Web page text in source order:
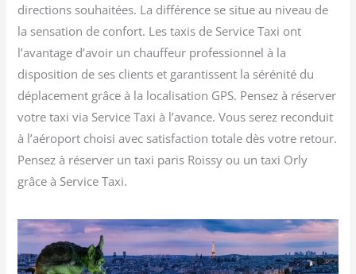
directions souhaitées. La différence se situe au niveau de
la sensation de confort. Les taxis de Service Taxi ont
l’avantage d’avoir un chauffeur professionnel à la
disposition de ses clients et garantissent la sérénité du
déplacement grâce à la localisation GPS. Pensez à réserver
votre taxi via Service Taxi à l’avance. Vous serez reconduit
à l’aéroport choisi avec satisfaction totale dès votre retour.
Pensez à réserver un taxi paris Roissy ou un taxi Orly
grâce à Service Taxi.